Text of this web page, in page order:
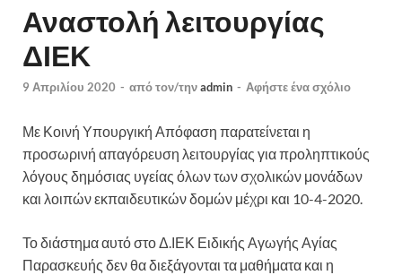
Αναστολή λειτουργίας
ΔΙΕΚ
9 Απριλίου 2020 - από τον/τηνadmin - Αφήστε ένα σχόλιο
Με Κοινή Υπουργική Απόφαση παρατείνεται η
προσωρινή απαγόρευση λειτουργίας για προληπτικούς
λόγους δημόσιας υγείας όλων των σχολικών μονάδων
και λοιπών εκπαιδευτικών δομών μέχρι και 10-4-2020.
Το διάστημα αυτό στο Δ.ΙΕΚ Ειδικής Αγωγής Αγίας
Παρασκευής δεν θα διεξάγονται τα μαθήματα και η